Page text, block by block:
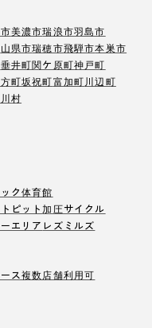
美濃市瑞浪市羽島市
山県市瑞穂市飛騨市本巣市
垂井町関ケ原町神戸町
町坂祝町富加町川辺町
村
ク体育館
ピット加圧サイクル
エリア レズミルズ
ス複数店舗利用可